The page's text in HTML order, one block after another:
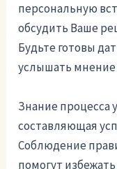
персональную
обсудить Ваше
Будьте готовы
услышать мнение
Знание процесса
составляющая
Соблюдение
помогут